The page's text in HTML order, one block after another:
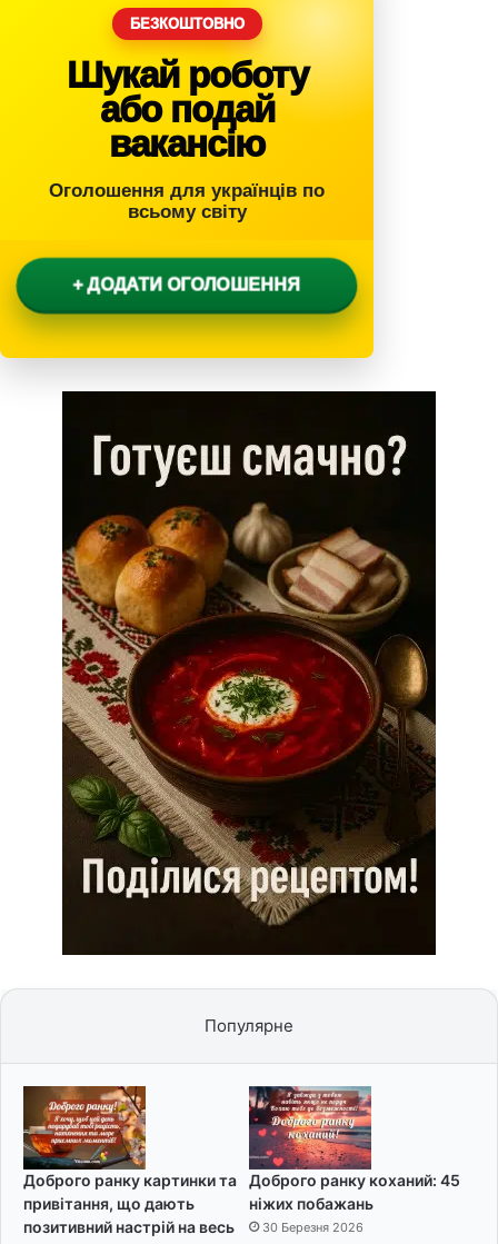
БЕЗКОШТОВНО
Шукай роботу
або подай
вакансію
Оголошення для українців по
всьому світу
+ ДОДАТИ ОГОЛОШЕННЯ
Популярне
Доброго ранку картинки та
привітання, що дають
позитивний настрій на весь
Доброго ранку коханий: 45
ніжих побажань
30 Березня 2026